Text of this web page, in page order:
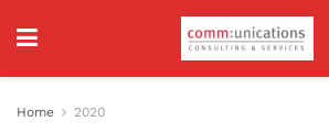
Home 2020